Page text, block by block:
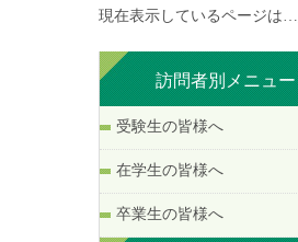
現在表示しているページは…
訪問者別メニュー
受験生の皆様へ
在学生の皆様へ
卒業生の皆様へ